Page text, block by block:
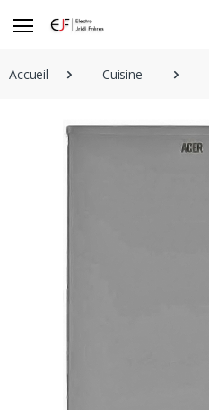
Accueil Cuisine